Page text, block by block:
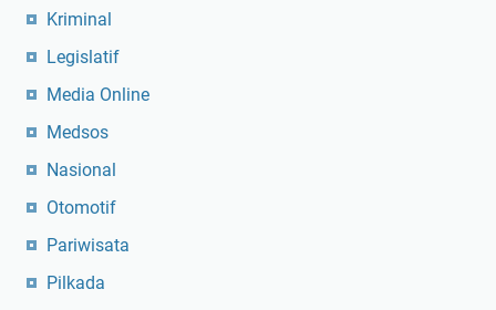
Kriminal
Legislatif
Media Online
Medsos
Nasional
Otomotif
Pariwisata
Pilkada